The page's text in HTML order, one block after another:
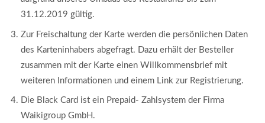
31.12.2019 gültig.
Zur Freischaltung der Karte werden die persönlichen Daten
des Karteninhabers abgefragt. Dazu erhält der Besteller
zusammen mit der Karte einen Willkommensbrief mit
weiteren Informationen und einem Link zur Registrierung.
Die Black Card ist ein Prepaid- Zahlsystem der Firma
Waikigroup GmbH.